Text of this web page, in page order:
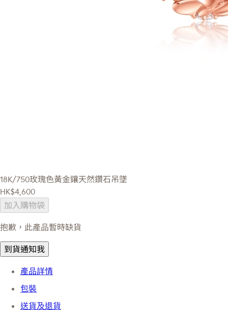
18K/750玫瑰色黃金鑲天然鑽石吊墜
HK$4,600
加入購物袋
抱歉，此產品暫時缺貨
到貨通知我
產品詳情
包裝
送貨及退貨